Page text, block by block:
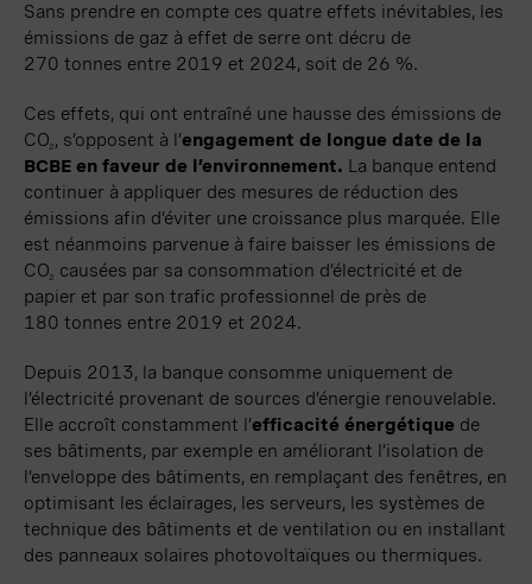
Sans prendre en compte ces quatre effets inévitables, les
émissions de gaz à effet de serre ont décru de
270 tonnes entre 2019 et 2024, soit de 26 %.
Ces effets, qui ont entraîné une hausse des émissions de
CO2 , s’opposent à l’engagement de longue date de la
BCBE en faveur de l’environnement. La banque entend
continuer à appliquer des mesures de réduction des
émissions afin d’éviter une croissance plus marquée. Elle
est néanmoins parvenue à faire baisser les émissions de
CO2
causées par sa consommation d’électricité et de
papier et par son trafic professionnel de près de
180 tonnes entre 2019 et 2024.
Depuis 2013, la banque consomme uniquement de
l’électricité provenant de sources d’énergie renouvelable.
Elle accroît constamment l’efficacité énergétique de
ses bâtiments, par exemple en améliorant l’isolation de
l’enveloppe des bâtiments, en remplaçant des fenêtres, en
optimisant les éclairages, les serveurs, les systèmes de
technique des bâtiments et de ventilation ou en installant
des panneaux solaires photovoltaïques ou thermiques.